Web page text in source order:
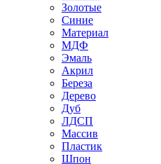
Золотые
Синие
Материал
МДФ
Эмаль
Акрил
Береза
Дерево
Дуб
ЛДСП
Массив
Пластик
Шпон